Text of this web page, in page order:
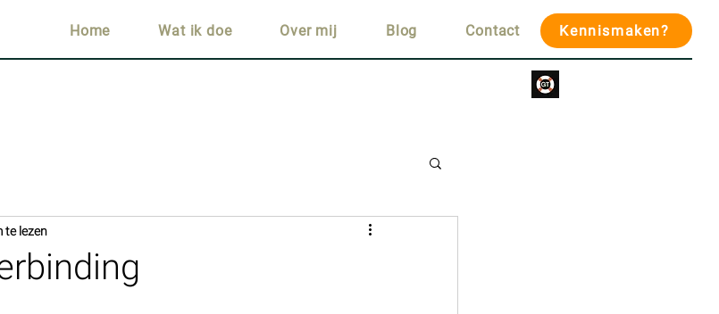
Home Wat ik doe Over mij Blog Contact Kennismaken?
te lezen